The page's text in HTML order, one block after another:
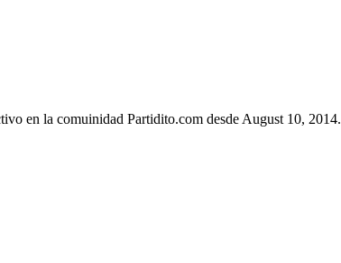
en la comuinidad Partidito.com desde August 10, 2014.